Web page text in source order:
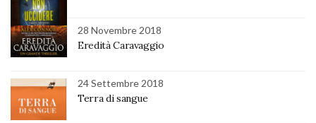
28 Novembre 2018
Eredità Caravaggio
24 Settembre 2018
Terra di sangue